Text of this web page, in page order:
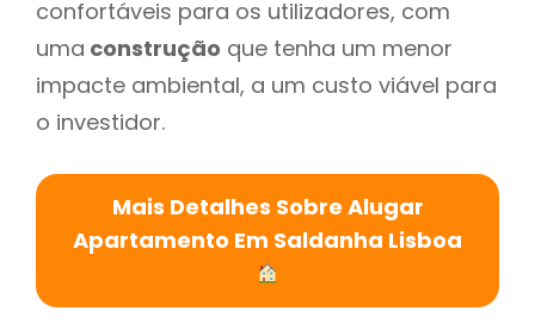
confortáveis para os utilizadores, com
uma construção que tenha um menor
impacte ambiental, a um custo viável para
o investidor.
Mais Detalhes Sobre Alugar
Apartamento Em Saldanha Lisboa